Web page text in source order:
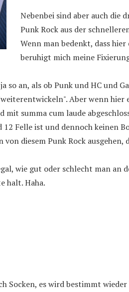
Nebenbei sind aber auch die
Punk Rock aus der
Wenn man bedenkt, dass hier
beruhigt mich meine
so an, als ob Punk und HC und
Aber wenn hier
summa cum laude
Felle ist und dennoch keinen
von diesem Punk Rock
wie gut oder schlecht man
halt. Haha.
Socken, es wird bestimmt